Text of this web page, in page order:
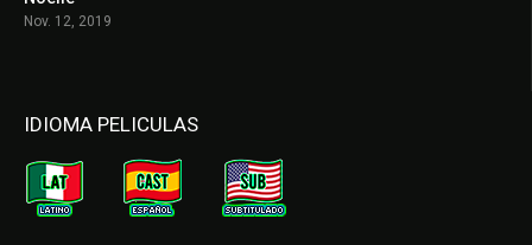
Nov. 12, 2019
IDIOMA PELICULAS